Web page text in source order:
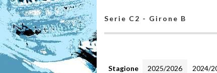
Serie C2 - Girone B
Stagione 2025/2026 2024/